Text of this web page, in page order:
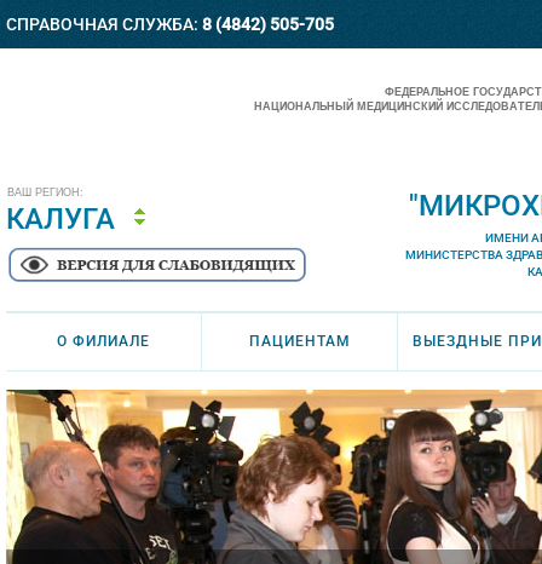
СПРАВОЧНАЯ СЛУЖБА: 8 (4842) 505-705
ВАШ РЕГИОН:
КАЛУГА
ФЕДЕРАЛЬНОЕ
НАЦИОНАЛЬНЫЙ МЕДИЦИНСКИЙ
ИМЕНИ
МИНИСТЕРСТВА
О ФИЛИАЛЕ ПАЦИЕНТАМ ВЫЕЗДНЫЕ